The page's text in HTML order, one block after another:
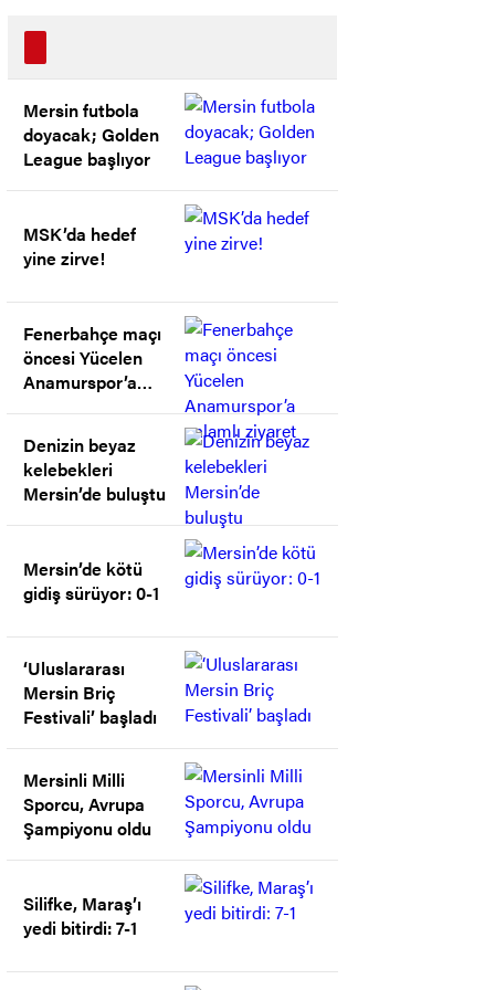
Mersin futbola
doyacak; Golden
League başlıyor
MSK’da hedef
yine zirve!
Fenerbahçe maçı
öncesi Yücelen
Anamurspor’a
Denizin beyaz
kelebekleri
Mersin’de buluştu
Mersin’de kötü
gidiş sürüyor: 0-1
‘Uluslararası
Mersin Briç
Festivali’ başladı
Mersinli Milli
Sporcu, Avrupa
Şampiyonu oldu
Silifke, Maraş’ı
yedi bitirdi: 7-1